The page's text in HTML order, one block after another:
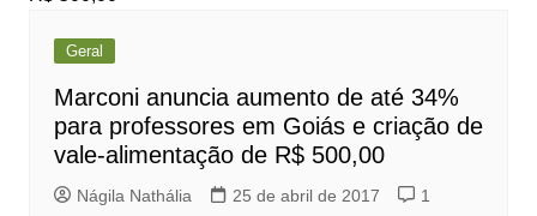
Geral
Marconi anuncia aumento de até 34%
para professores em Goiás e criação de
vale-alimentação de R$ 500,00
Nágila Nathália 25 de abril de 2017 1